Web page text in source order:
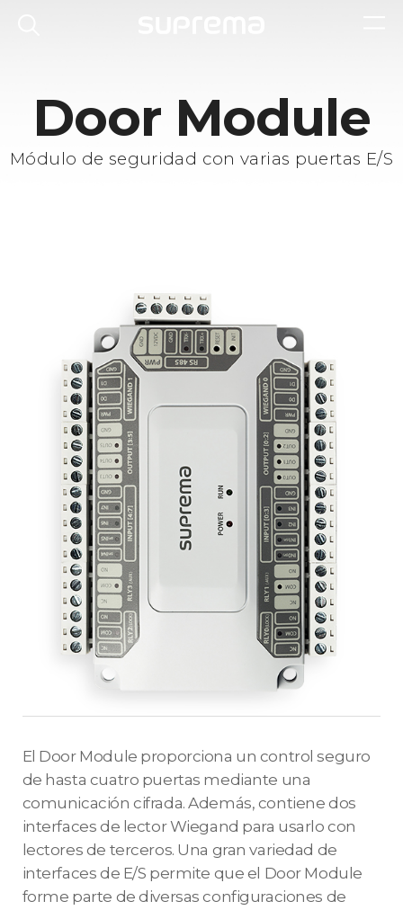
Door Module
Módulo de seguridad con varias puertas E/S
El Door Module proporciona un control seguro
de hasta cuatro puertas mediante una
comunicación cifrada. Además, contiene dos
interfaces de lector Wiegand para usarlo con
lectores de terceros. Una gran variedad de
interfaces de E/S permite que el Door Module
forme parte de diversas configuraciones de